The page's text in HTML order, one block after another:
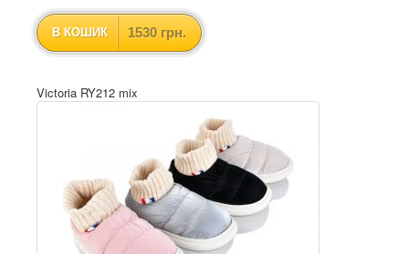
В КОШИК 1530 грн.
Victoria RY212 mix